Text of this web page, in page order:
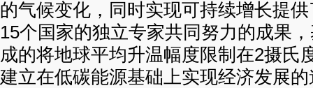
的气候变化，同时实现可持续增长提
15个国家的独立专家共同努力的成果
成的将地球平均升温幅度限制在2摄氏
建立在低碳能源基础上实现经济发展